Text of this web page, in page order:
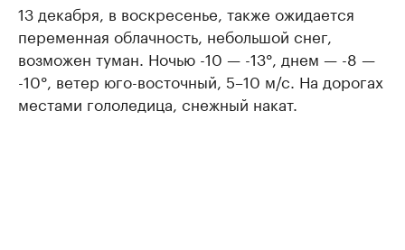
13 декабря, в воскресенье, также ожидается
переменная облачность, небольшой снег,
возможен туман. Ночью -10 — -13°, днем — -8 —
-10°, ветер юго-восточный, 5–10 м/с. На дорогах
местами гололедица, снежный накат.